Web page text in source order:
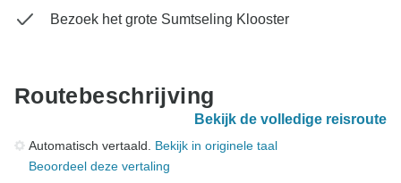
Bezoek het grote Sumtseling Klooster
Routebeschrijving
Bekijk de volledige reisroute
Automatisch vertaald. Bekijk in originele taal
Beoordeel deze vertaling